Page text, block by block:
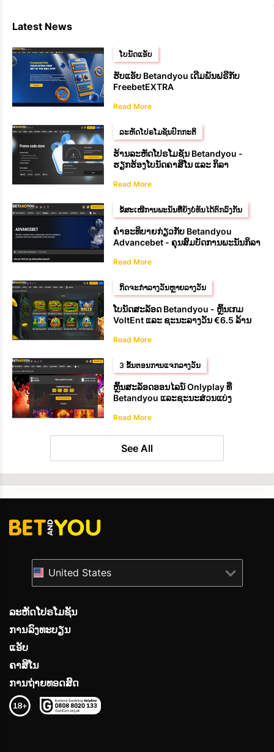
Latest News
ໂບນັດແອັບ
ຮັບແອັບ Betandyou ເດີມພັນຟຣີກັບ
FreebetEXTRA
Read More
ລະຫັດໂປຣໂມຊັນປົກກະຕິ
ຮ້ານລະຫັດໂປຣໂມຊັນ Betandyou -
ຮຽກຮ້ອງໂບນັດຄາສິໂນ ແລະ ກິລາ
Read More
ຂໍ້ສະເໜີການພະນັນທີ່ຍັງບໍ່ທັນໄດ້ຕົກລົງກັນ
ຄຳອະທິບາຍກ່ຽວກັບ Betandyou
Advancebet - ຄຸນສົມບັດການພະນັນກິລາ
Read More
ກິດຈະກຳລາງວັນຫຼາຍລາງວັນ
ໂບນັດສະລັອດ Betandyou - ຫຼິ້ນເກມ
VoltEnt ແລະ ຊະນະລາງວັນ €6.5 ລ້ານ
Read More
3 ຂັ້ນຕອນການແຈກລາງວັນ
ຫຼິ້ນສະລັອດອອນໄລນ໌ Onlyplay ທີ່
Betandyou ແລະຊະນະສ່ວນແບ່ງ
Read More
See All
ລະຫັດໂປຣໂມຊັນ
ການລົງທະບຽນ
ແອັບ
ຄາສິໂນ
ການຖ່າຍທອດສົດ
United States